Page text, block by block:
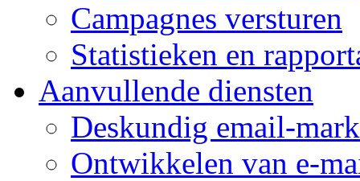
Campagnes versturen
Statistieken en
Aanvullende diensten
Deskundig email-
Ontwikkelen van e-